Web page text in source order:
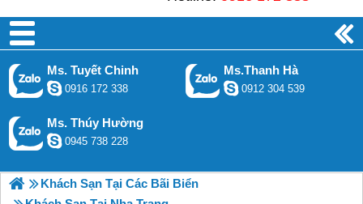
Ms. Tuyết Chinh
0916 172 338
Ms.Thanh Hà
0912 304 539
Ms. Thúy Hường
0945 738 228
Khách Sạn Tại Các Bãi Biển